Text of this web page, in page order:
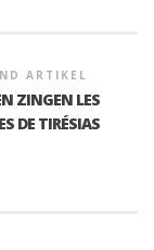
ARTIKEL
ZINGEN LES
DE TIRÉSIAS